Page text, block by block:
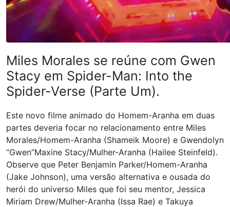
Miles Morales se reúne com Gwen
Stacy em Spider-Man: Into the
Spider-Verse (Parte Um).
Este novo filme animado do Homem-Aranha em duas
partes deveria focar no relacionamento entre Miles
Morales/Homem-Aranha (Shameik Moore) e Gwendolyn
“Gwen”Maxine Stacy/Mulher-Aranha (Hailee Steinfeld).
Observe que Peter Benjamin Parker/Homem-Aranha
(Jake Johnson), uma versão alternativa e ousada do
herói do universo Miles que foi seu mentor, Jessica
Miriam Drew/Mulher-Aranha (Issa Rae) e Takuya